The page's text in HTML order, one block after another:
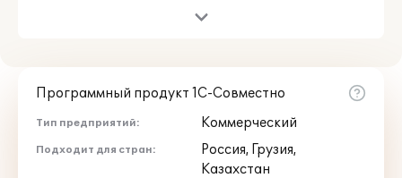
сторонними системами мониторинга
др.);
Планирование и учет выполнения
ремонтов транспортных средств
Программный продукт 1С-Совместно
Тип предприятий: Коммерческий
Подходит для стран:
Россия, Грузия,
Казахстан